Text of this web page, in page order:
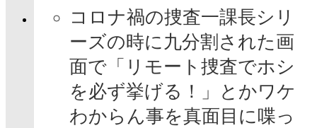
コロナ禍の捜査一課長シリ
ーズの時に九分割された画
面で「リモート捜査でホシ
を必ず挙げる！」とかワケ
わからん事を真面目に喋っ